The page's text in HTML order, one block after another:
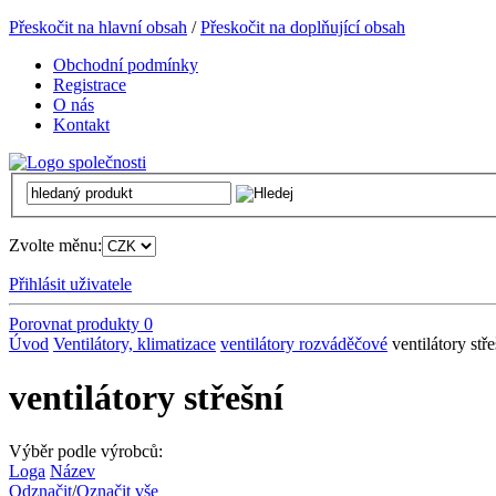
Přeskočit na hlavní obsah /Přeskočit na doplňující obsah
Obchodní podmínky
Registrace
O nás
Kontakt
Zvolte měnu:
Přihlásit uživatele
Porovnat produkty 0
Úvod Ventilátory, klimatizace ventilátory rozváděčové ventilátory
ventilátory střešní
Výběr podle výrobců:
Loga Název
Odznačit/Označit vše